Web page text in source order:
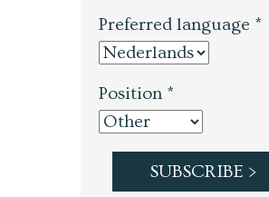
Preferred language *
Position *